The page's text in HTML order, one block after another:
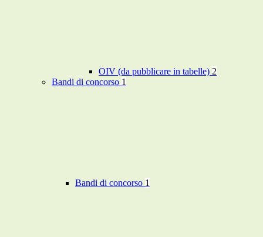
OIV (da pubblicare in tabelle) 2
Bandi di concorso 1
Bandi di concorso 1